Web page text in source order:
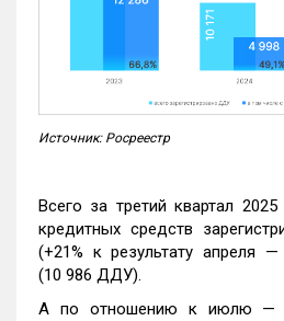
Источник: Росреестр
Всего за третий квартал
кредитных средств
(+21% к результату апреля
(10 986 ДДУ).
А по отношению к июлю —